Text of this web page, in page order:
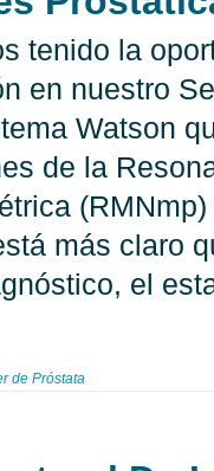
tenido la
en nuestro
Watson
de la
más claro
el
de Próstata